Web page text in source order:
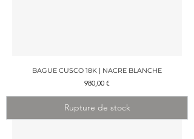
BAGUE CUSCO 18K | NACRE BLANCHE
Prix
980,00 €
Rupture de stock